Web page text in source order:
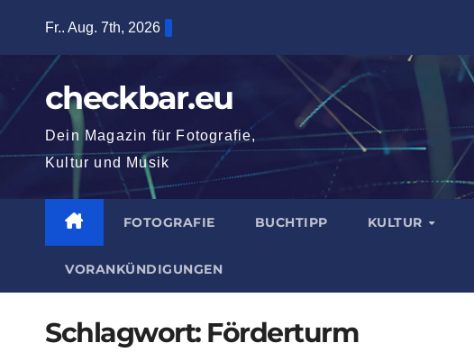
springen
Fr.. Aug. 7th, 2026
checkbar.eu
Dein Magazin für Fotografie,
Kultur und Musik
FOTOGRAFIE BUCHTIPP KULTUR
VORANKÜNDIGUNGEN
Schlagwort: Förderturm